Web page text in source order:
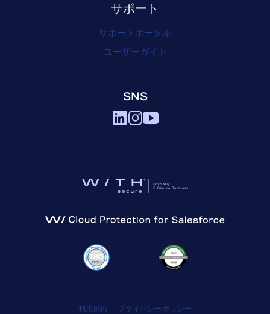
サポート
サポートポータル
ユーザーガイド
SNS
利用規約 プライバシー ポリシー